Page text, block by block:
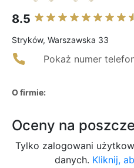
8.5
Stryków, Warszawska 33
Pokaż numer
O firmie:
Oceny na
Tylko zalogowani
danych. Kliknij,